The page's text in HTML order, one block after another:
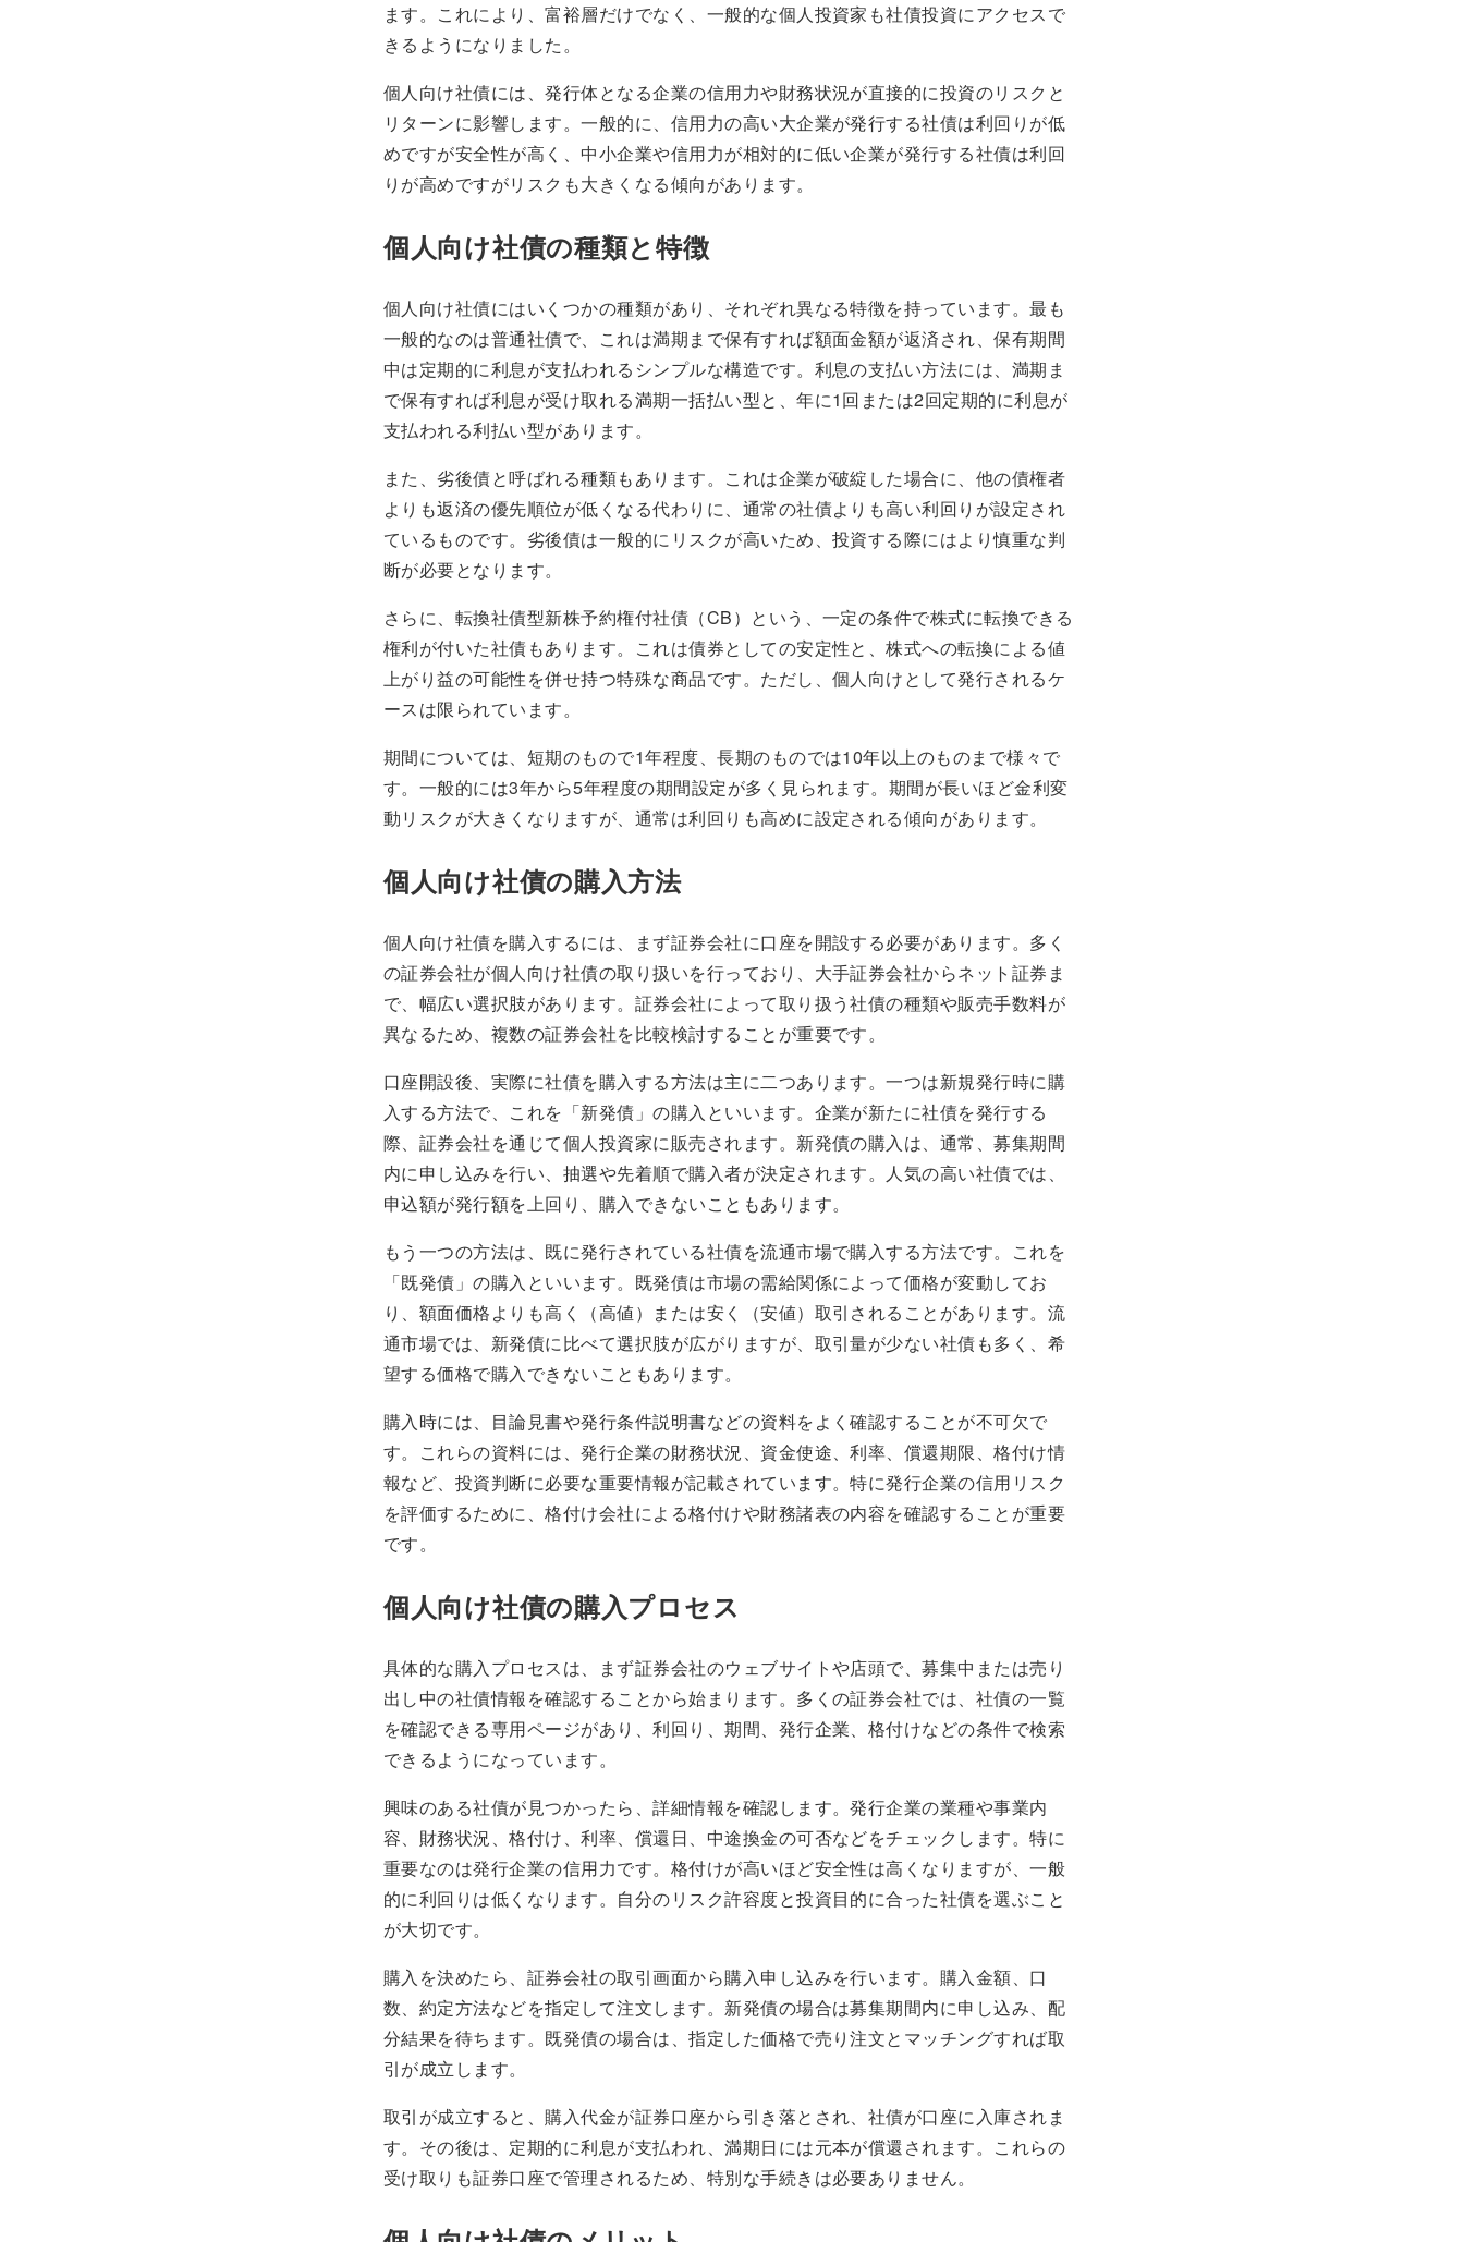
ます。これにより、富裕層だけでなく、一般的な個人投資家も社債投資にアクセスで
きるようになりました。
個人向け社債には、発行体となる企業の信用力や財務状況が直接的に投資のリスクと
リターンに影響します。一般的に、信用力の高い大企業が発行する社債は利回りが低
めですが安全性が高く、中小企業や信用力が相対的に低い企業が発行する社債は利回
りが高めですがリスクも大きくなる傾向があります。
個人向け社債の種類と特徴
個人向け社債にはいくつかの種類があり、それぞれ異なる特徴を持っています。最も
一般的なのは普通社債で、これは満期まで保有すれば額面金額が返済され、保有期間
中は定期的に利息が支払われるシンプルな構造です。利息の支払い方法には、満期ま
で保有すれば利息が受け取れる満期一括払い型と、年に1回または2回定期的に利息が
支払われる利払い型があります。
また、劣後債と呼ばれる種類もあります。これは企業が破綻した場合に、他の債権者
よりも返済の優先順位が低くなる代わりに、通常の社債よりも高い利回りが設定され
ているものです。劣後債は一般的にリスクが高いため、投資する際にはより慎重な判
断が必要となります。
さらに、転換社債型新株予約権付社債（CB）という、一定の条件で株式に転換できる
権利が付いた社債もあります。これは債券としての安定性と、株式への転換による値
上がり益の可能性を併せ持つ特殊な商品です。ただし、個人向けとして発行されるケ
ースは限られています。
期間については、短期のもので1年程度、長期のものでは10年以上のものまで様々で
す。一般的には3年から5年程度の期間設定が多く見られます。期間が長いほど金利変
動リスクが大きくなりますが、通常は利回りも高めに設定される傾向があります。
個人向け社債の購入方法
個人向け社債を購入するには、まず証券会社に口座を開設する必要があります。多く
の証券会社が個人向け社債の取り扱いを行っており、大手証券会社からネット証券ま
で、幅広い選択肢があります。証券会社によって取り扱う社債の種類や販売手数料が
異なるため、複数の証券会社を比較検討することが重要です。
口座開設後、実際に社債を購入する方法は主に二つあります。一つは新規発行時に購
入する方法で、これを「新発債」の購入といいます。企業が新たに社債を発行する
際、証券会社を通じて個人投資家に販売されます。新発債の購入は、通常、募集期間
内に申し込みを行い、抽選や先着順で購入者が決定されます。人気の高い社債では、
申込額が発行額を上回り、購入できないこともあります。
もう一つの方法は、既に発行されている社債を流通市場で購入する方法です。これを
「既発債」の購入といいます。既発債は市場の需給関係によって価格が変動してお
り、額面価格よりも高く（高値）または安く（安値）取引されることがあります。流
通市場では、新発債に比べて選択肢が広がりますが、取引量が少ない社債も多く、希
望する価格で購入できないこともあります。
購入時には、目論見書や発行条件説明書などの資料をよく確認することが不可欠で
す。これらの資料には、発行企業の財務状況、資金使途、利率、償還期限、格付け情
報など、投資判断に必要な重要情報が記載されています。特に発行企業の信用リスク
を評価するために、格付け会社による格付けや財務諸表の内容を確認することが重要
です。
個人向け社債の購入プロセス
具体的な購入プロセスは、まず証券会社のウェブサイトや店頭で、募集中または売り
出し中の社債情報を確認することから始まります。多くの証券会社では、社債の一覧
を確認できる専用ページがあり、利回り、期間、発行企業、格付けなどの条件で検索
できるようになっています。
興味のある社債が見つかったら、詳細情報を確認します。発行企業の業種や事業内
容、財務状況、格付け、利率、償還日、中途換金の可否などをチェックします。特に
重要なのは発行企業の信用力です。格付けが高いほど安全性は高くなりますが、一般
的に利回りは低くなります。自分のリスク許容度と投資目的に合った社債を選ぶこと
が大切です。
購入を決めたら、証券会社の取引画面から購入申し込みを行います。購入金額、口
数、約定方法などを指定して注文します。新発債の場合は募集期間内に申し込み、配
分結果を待ちます。既発債の場合は、指定した価格で売り注文とマッチングすれば取
引が成立します。
取引が成立すると、購入代金が証券口座から引き落とされ、社債が口座に入庫されま
す。その後は、定期的に利息が支払われ、満期日には元本が償還されます。これらの
受け取りも証券口座で管理されるため、特別な手続きは必要ありません。